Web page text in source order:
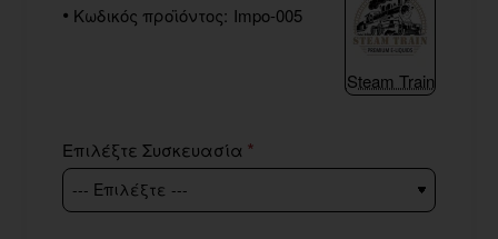
Κωδικός προϊόντος: Impo-005
Steam Train
Επιλέξτε Συσκευασία